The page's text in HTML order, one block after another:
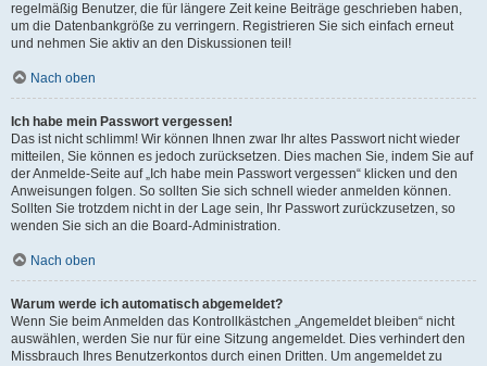
regelmäßig Benutzer, die für längere Zeit keine Beiträge geschrieben haben,
um die Datenbankgröße zu verringern. Registrieren Sie sich einfach erneut
und nehmen Sie aktiv an den Diskussionen teil!
Nach oben
Ich habe mein Passwort vergessen!
Das ist nicht schlimm! Wir können Ihnen zwar Ihr altes Passwort nicht wieder
mitteilen, Sie können es jedoch zurücksetzen. Dies machen Sie, indem Sie auf
der Anmelde-Seite auf „Ich habe mein Passwort vergessen“ klicken und den
Anweisungen folgen. So sollten Sie sich schnell wieder anmelden können.
Sollten Sie trotzdem nicht in der Lage sein, Ihr Passwort zurückzusetzen, so
wenden Sie sich an die Board-Administration.
Nach oben
Warum werde ich automatisch abgemeldet?
Wenn Sie beim Anmelden das Kontrollkästchen „Angemeldet bleiben“ nicht
auswählen, werden Sie nur für eine Sitzung angemeldet. Dies verhindert den
Missbrauch Ihres Benutzerkontos durch einen Dritten. Um angemeldet zu